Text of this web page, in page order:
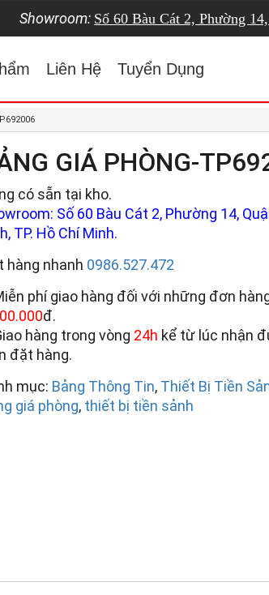
Showroom: Số 60 Bàu Cát 2, Phường
Liên Hệ Tuyển Dụng
GIÁ PHÒNG-
có sẵn tại kho.
Số 60 Bàu Cát 2, Phường 14,
TP. Hồ Chí Minh.
hàng nhanh 0986.527.472
phí giao hàng đối với những đơn
đ.
hàng trong vòng 24h kể từ lúc nhận
đặt hàng.
mục: Bảng Thông Tin, Thiết Bị Tiền
giá phòng, thiết bị tiền sảnh